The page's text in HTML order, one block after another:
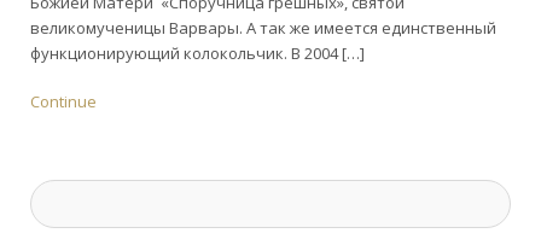
великомученицы Варвары. А так же имеется единственный
функционирующий колокольчик. В 2004 […]
Continue